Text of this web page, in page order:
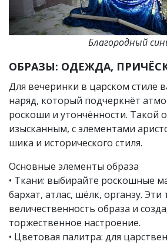
Благородный
ОБРАЗЫ: ОДЕЖДА,
Для вечеринки в царском стиле
наряд, который подчеркнёт
роскоши и утончённости. Такой
изысканным, с элементами
шика и исторического стиля.
Основные элементы образа
• Ткани: выбирайте роскошные
бархат, атлас, шёлк, органзу.
величественность образа и
торжественное настроение.
• Цветовая палитра: для